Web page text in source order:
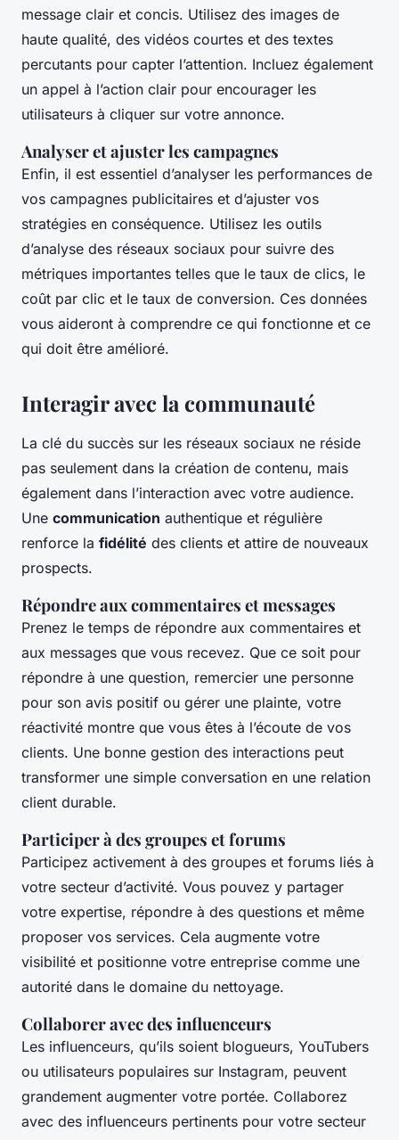
message clair et concis. Utilisez des images de
haute qualité, des vidéos courtes et des textes
percutants pour capter l’attention. Incluez également
un appel à l’action clair pour encourager les
utilisateurs à cliquer sur votre annonce.
Analyser et ajuster les campagnes
Enfin, il est essentiel d’analyser les performances de
vos campagnes publicitaires et d’ajuster vos
stratégies en conséquence. Utilisez les outils
d’analyse des réseaux sociaux pour suivre des
métriques importantes telles que le taux de clics, le
coût par clic et le taux de conversion. Ces données
vous aideront à comprendre ce qui fonctionne et ce
qui doit être amélioré.
Interagir avec la communauté
La clé du succès sur les réseaux sociaux ne réside
pas seulement dans la création de contenu, mais
également dans l’interaction avec votre audience.
Une communication authentique et régulière
renforce la fidélité des clients et attire de nouveaux
prospects.
Répondre aux commentaires et messages
Prenez le temps de répondre aux commentaires et
aux messages que vous recevez. Que ce soit pour
répondre à une question, remercier une personne
pour son avis positif ou gérer une plainte, votre
réactivité montre que vous êtes à l’écoute de vos
clients. Une bonne gestion des interactions peut
transformer une simple conversation en une relation
client durable.
Participer à des groupes et forums
Participez activement à des groupes et forums liés à
votre secteur d’activité. Vous pouvez y partager
votre expertise, répondre à des questions et même
proposer vos services. Cela augmente votre
visibilité et positionne votre entreprise comme une
autorité dans le domaine du nettoyage.
Collaborer avec des influenceurs
Les influenceurs, qu’ils soient blogueurs, YouTubers
ou utilisateurs populaires sur Instagram, peuvent
grandement augmenter votre portée. Collaborez
avec des influenceurs pertinents pour votre secteur